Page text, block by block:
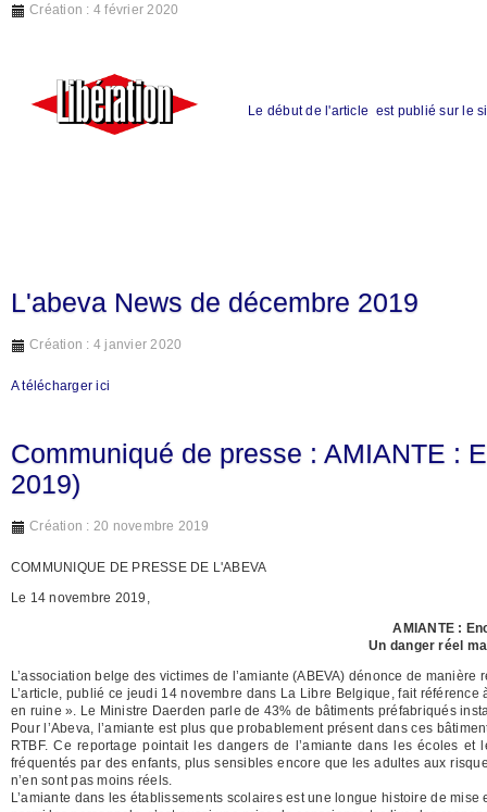
Création : 4 février 2020
Le début de l'article est publié sur le
L'abeva News de décembre 2019
Création : 4 janvier 2020
A télécharger ici
Communiqué de presse : AMIANTE :
2019)
Création : 20 novembre 2019
COMMUNIQUE DE PRESSE DE L'ABEVA
Le 14 novembre 2019,
AMIANTE :
Un danger réel
L’association belge des victimes de l’amiante (ABEVA) dénonce de
L’article, publié ce jeudi 14 novembre dans La Libre Belgique, fait
en ruine ». Le Ministre Daerden parle de 43% de bâtiments préfabriqués
Pour l’Abeva, l’amiante est plus que probablement présent dans ces
RTBF. Ce reportage pointait les dangers de l’amiante dans les écoles
fréquentés par des enfants, plus sensibles encore que les adultes aux
n’en sont pas moins réels.
L’amiante dans les établissements scolaires est une longue histoire de